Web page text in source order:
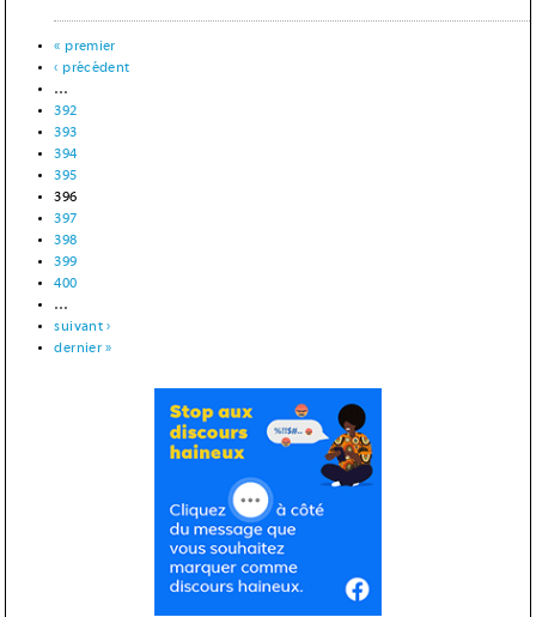
« premier
‹ précédent
…
392
393
394
395
396
397
398
399
400
…
suivant ›
dernier »